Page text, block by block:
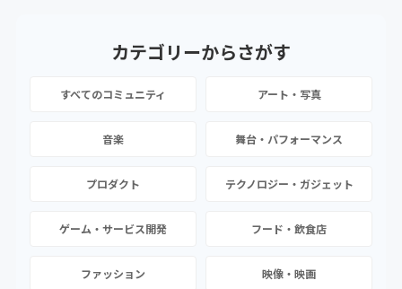
カテゴリーからさがす
すべてのコミュニティ アート・写真
音楽 舞台・パフォーマンス
プロダクト テクノロジー・ガジェット
ゲーム・サービス開発 フード・飲食店
ファッション 映像・映画